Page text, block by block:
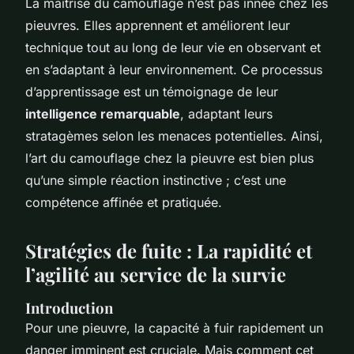
pieuvres. Elles apprennent et améliorent leur
technique tout au long de leur vie en observant et
en s’adaptant à leur environnement. Ce processus
d’apprentissage est un témoignage de leur
intelligence remarquable, adaptant leurs
stratagèmes selon les menaces potentielles. Ainsi,
l’art du camouflage chez la pieuvre est bien plus
qu’une simple réaction instinctive ; c’est une
compétence affinée et pratiquée.
Stratégies de fuite : La rapidité et
l’agilité au service de la survie
Introduction
Pour une pieuvre, la capacité à fuir rapidement un
danger imminent est cruciale. Mais comment cet